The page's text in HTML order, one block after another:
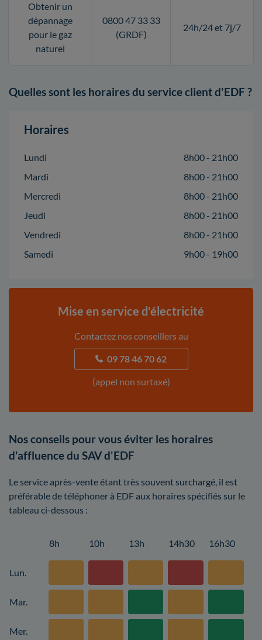
Obtenir un
dépannage
pour le gaz
naturel
0800 47 33 33
(GRDF)
24h/24 et 7j/7
Quelles sont les horaires du service client d'EDF ?
Horaires
Lundi
8h00 - 21h00
Mardi
8h00 - 21h00
Mercredi
8h00 - 21h00
Jeudi
8h00 - 21h00
Vendredi
8h00 - 21h00
Samedi
9h00 - 19h00
Mise en service d'électricité
Contactez nos conseillers au
09 78 46 70 62
(appel non surtaxé)
Nos conseils pour vous éviter les horaires
d'affluence du SAV d'EDF
Le service après-vente étant très souvent surchargé, il est
préférable de téléphoner à EDF aux horaires spécifiés sur le
tableau ci-dessous :
8h 10h 13h 14h30 16h30
Lun.
Mar.
Mer.